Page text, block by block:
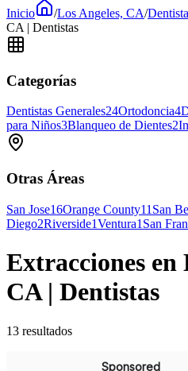
Inicio /Los Angeles, CA/
CA | Dentistas
Categorías
Dentistas Generales24Ortodoncia4
para Niños3Blanqueo de Dientes2
Otras Áreas
San Jose16Orange County11 San
Diego2Riverside1Ventura1 San
Extracciones en
CA | Dentistas
13 resultados